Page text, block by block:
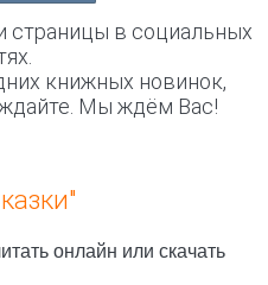
страницы в социальных
книжных новинок,
Мы ждём Вас!
онлайн или скачать